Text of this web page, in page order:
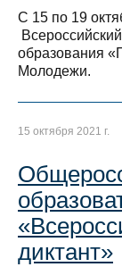
С 15 по 19
образования
Молодежи.
15 октября 2021 г.
диктант»